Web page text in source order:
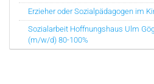
Erzieher oder Sozialpädagogen im
Sozialarbeit Hoffnungshaus Ulm
(m/w/d) 80-100%